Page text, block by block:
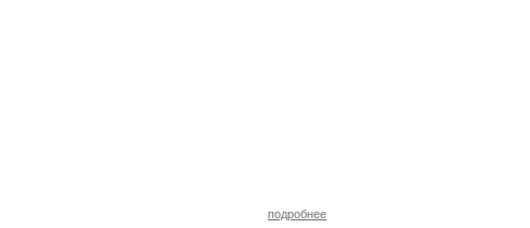
подробнее